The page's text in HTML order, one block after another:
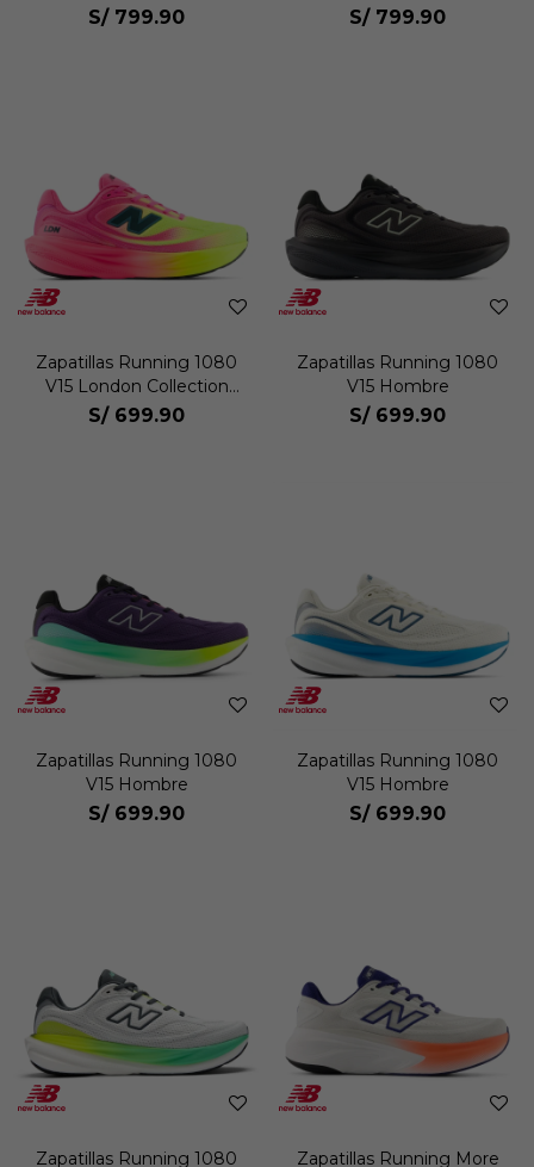
S/ 799.90 S/ 799.90
Zapatillas Running 1080
V15 London Collection
Hombre
S/ 699.90
Zapatillas Running 1080
V15 Hombre
S/ 699.90
Zapatillas Running 1080
V15 Hombre
S/ 699.90
Zapatillas Running 1080
V15 Hombre
S/ 699.90
Zapatillas Running 1080 Zapatillas Running More